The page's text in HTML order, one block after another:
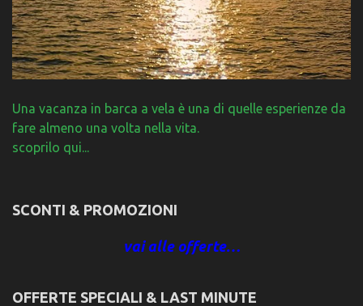
Una vacanza in barca a vela è una di quelle esperienze da
fare almeno una volta nella vita.
scoprilo qui...
SCONTI & PROMOZIONI
vai alle offerte…
OFFERTE SPECIALI & LAST MINUTE